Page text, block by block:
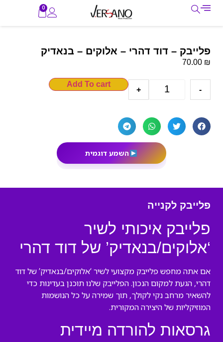
0
פלייבק – דוד דהרי – אלוקים – בנאדיק
70.00 ₪
-
+
Add To cart
השמע דוגמית
פלייבק לקנייה
פלייבק איכותי לשיר
‘אלוקים/בנאדיק’ של דוד דהרי
אם אתה מחפש פלייבק מקצועי לשיר ‘אלוקים/בנאדיק’ של דוד
דהרי, הגעת למקום הנכון. הפלייבק שלנו תוכנן בעדינות כדי
להשאיר מרחב נקי לקולך, תוך שמירה על כל הנושמות
המוזיקליות של היצירה המקורית.
גרסאות להורדה מיידית